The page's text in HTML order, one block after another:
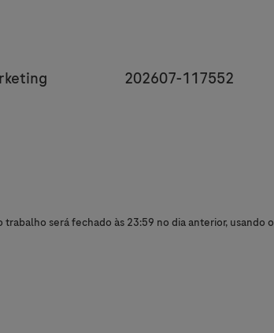
JobId
202607-117552
será fechado às 23:59 no dia anterior, usando o